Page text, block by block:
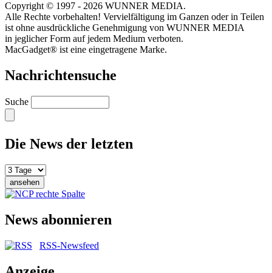
Copyright © 1997 - 2026 WUNNER MEDIA.
Alle Rechte vorbehalten! Vervielfältigung im Ganzen oder in Teilen
ist ohne ausdrückliche Genehmigung von WUNNER MEDIA
in jeglicher Form auf jedem Medium verboten.
MacGadget® ist eine eingetragene Marke.
Nachrichtensuche
Suche
Die News der letzten
News abonnieren
RSS-Newsfeed